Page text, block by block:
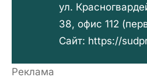
ул.
38, офис 112
Сайт: https://
Реклама